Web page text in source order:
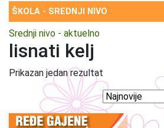
ŠKOLA - SREDNJI NIVO
Srednji nivo - aktuelno
lisnati kelj
Prikazan jedan rezultat